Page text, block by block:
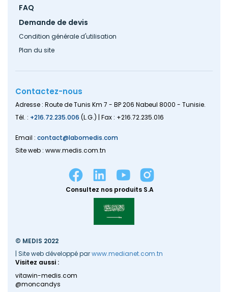
FAQ
Demande de devis
Condition générale d'utilisation
Plan du site
Contactez-nous
Adresse : Route de Tunis Km 7 - BP 206 Nabeul 8000 - Tunisie.
Tél. : +216.72.235.006 (L.G.) | Fax : +216.72.235.016
Email : contact@labomedis.com
Site web : www.medis.com.tn
Consultez nos produits S.A
© MEDIS 2022
| Site web développé parwww.medianet.com.tn
Visitez aussi :
vitawin-medis.com
@moncandys